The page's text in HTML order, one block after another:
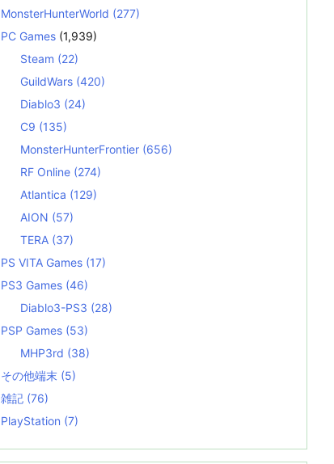
MonsterHunterWorld (277)
PC Games (1,939)
Steam (22)
GuildWars (420)
Diablo3 (24)
C9 (135)
MonsterHunterFrontier (656)
RF Online (274)
Atlantica (129)
AION (57)
TERA (37)
PS VITA Games (17)
PS3 Games (46)
Diablo3-PS3 (28)
PSP Games (53)
MHP3rd (38)
その他端末 (5)
雑記 (76)
PlayStation (7)